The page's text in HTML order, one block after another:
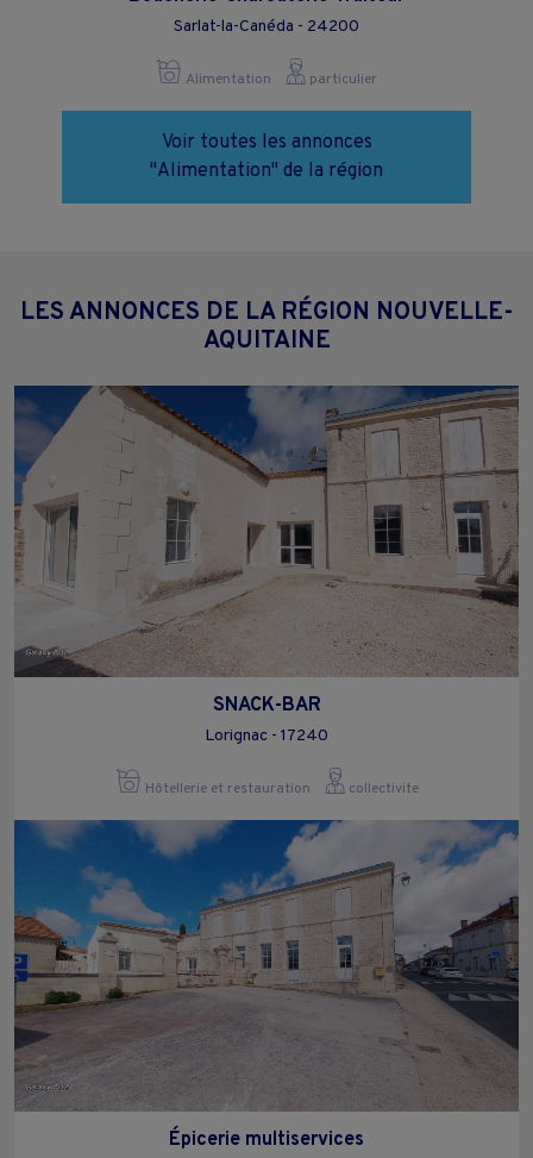
Sarlat-la-Canéda - 24200
Alimentation particulier
Voir toutes les annonces
"Alimentation" de la région
LES ANNONCES DE LA RÉGION NOUVELLE-
AQUITAINE
SNACK-BAR
Lorignac - 17240
Hôtellerie et restauration collectivite
Épicerie multiservices